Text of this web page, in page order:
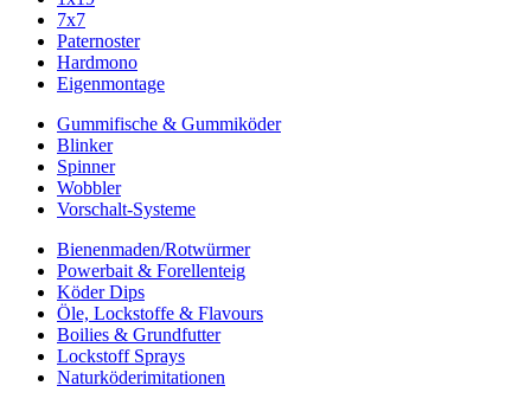
7x7
Paternoster
Hardmono
Eigenmontage
Gummifische & Gummiköder
Blinker
Spinner
Wobbler
Vorschalt-Systeme
Bienenmaden/Rotwürmer
Powerbait & Forellenteig
Köder Dips
Öle, Lockstoffe & Flavours
Boilies & Grundfutter
Lockstoff Sprays
Naturköderimitationen